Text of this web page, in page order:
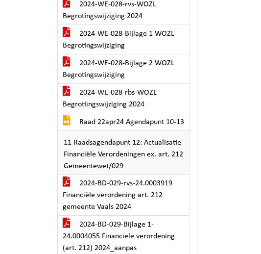
2024-WE-028-rvs-WOZL
Begrotingswijziging 2024
2024-WE-028-Bijlage 1 WOZL
Begrotingswijziging
2024-WE-028-Bijlage 2 WOZL
Begrotingswijziging
2024-WE-028-rbs-WOZL
Begrotiingswijziging 2024
Raad 22apr24 Agendapunt 10-13
11 Raadsagendapunt 12: Actualisatie
Financiële Verordeningen ex. art. 212
Gemeentewet/029
2024-BD-029-rvs-24.0003919
Financiële verordening art. 212
gemeente Vaals 2024
2024-BD-029-Bijlage 1-
24.0004055 Financiele verordening
(art. 212) 2024_aanpas